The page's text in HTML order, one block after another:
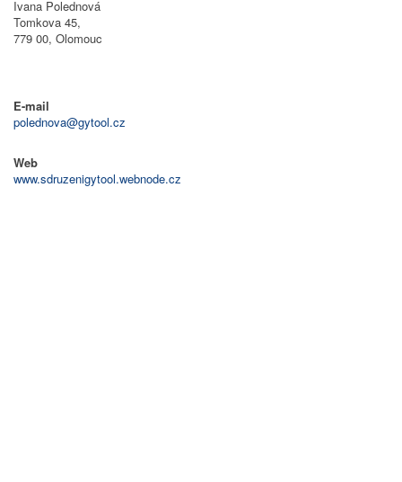
Ivana Polednová
Tomkova 45,
779 00, Olomouc
E-mail
polednova@gytool.cz
Web
www.sdruzenigytool.webnode.cz